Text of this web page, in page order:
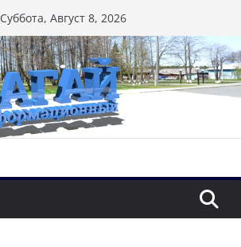
Суббота, Август 8, 2026